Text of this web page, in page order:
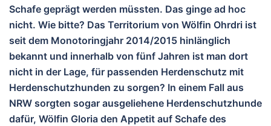
Schafe geprägt werden müssten. Das ginge ad hoc
nicht. Wie bitte? Das Territorium von Wölfin Ohrdri ist
seit dem Monotoringjahr 2014/2015 hinlänglich
bekannt und innerhalb von fünf Jahren ist man dort
nicht in der Lage, für passenden Herdenschutz mit
Herdenschutzhunden zu sorgen? In einem Fall aus
NRW sorgten sogar ausgeliehene Herdenschutzhunde
dafür, Wölfin Gloria den Appetit auf Schafe des